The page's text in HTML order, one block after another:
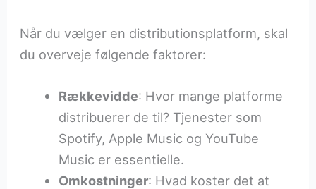
Når du vælger en distributionsplatform, skal
du overveje følgende faktorer:
Rækkevidde: Hvor mange platforme
distribuerer de til? Tjenester som
Spotify, Apple Music og YouTube
Music er essentielle.
Omkostninger: Hvad koster det at